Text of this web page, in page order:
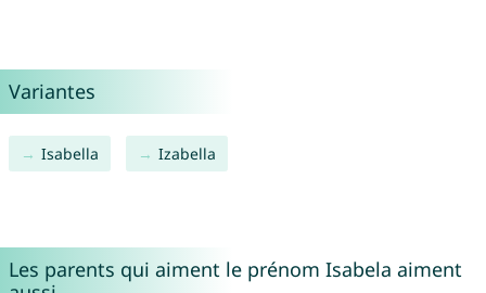
Variantes
Isabella Izabella
Les parents qui aiment le prénom Isabela aiment